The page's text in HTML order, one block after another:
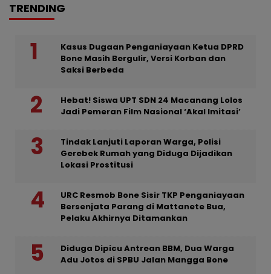
TRENDING
Kasus Dugaan Penganiayaan Ketua DPRD
Bone Masih Bergulir, Versi Korban dan
Saksi Berbeda
Hebat! Siswa UPT SDN 24 Macanang Lolos
Jadi Pemeran Film Nasional ‘Akal Imitasi’
Tindak Lanjuti Laporan Warga, Polisi
Gerebek Rumah yang Diduga Dijadikan
Lokasi Prostitusi
URC Resmob Bone Sisir TKP Penganiayaan
Bersenjata Parang di Mattanete Bua,
Pelaku Akhirnya Ditamankan
Diduga Dipicu Antrean BBM, Dua Warga
Adu Jotos di SPBU Jalan Mangga Bone